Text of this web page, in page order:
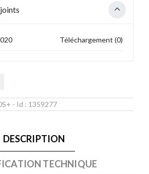
Téléchargement (0)
- Id : 1359277
DESCRIPTION
TECHNIQUE